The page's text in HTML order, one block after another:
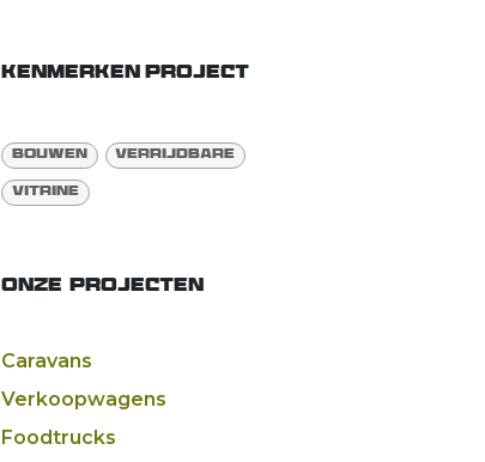
KENMERKEN PROJECT
Bouwen Verrijdbare
Vitrine
ONZE PROJECTEN
Caravans
Verkoopwagens
Foodtruck​s